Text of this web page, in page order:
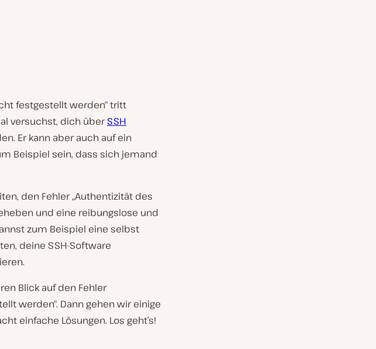
festgestellt werden“ tritt
versuchst, dich überSSH
Er kann aber auch auf ein
Beispiel sein, dass sich jemand
den Fehler „Authentizität des
und eine reibungslose und
zum Beispiel eine selbst
deine SSH-Software
Blick auf den Fehler
werden“. Dann gehen wir einige
einfache Lösungen. Los geht’s!